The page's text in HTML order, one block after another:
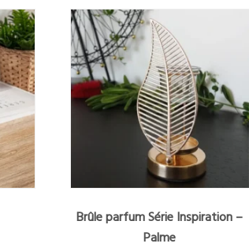
Brûle parfum Série Inspiration –
Palme